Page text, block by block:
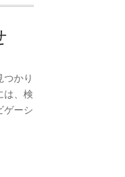
つかり
は、検
ゲーシ